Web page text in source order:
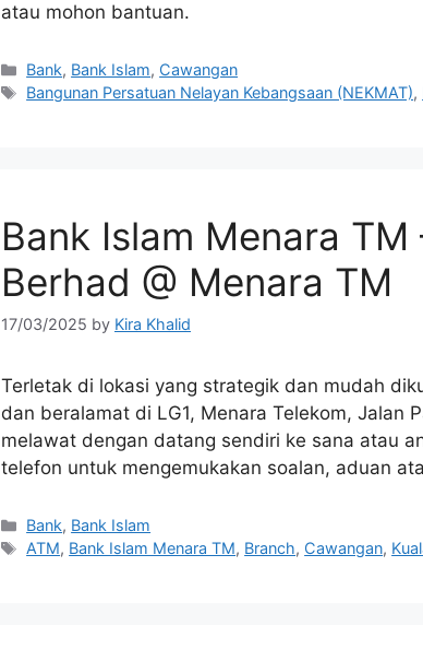
atau mohon bantuan.
Categories
Bank, Bank Islam, Cawangan
Tags
Bangunan Persatuan Nelayan Kebangsaan (NEKMAT),
Bank Islam Menara
Berhad @ Menara TM
17/03/2025 by Kira Khalid
Terletak di lokasi yang strategik dan mudah
dan beralamat di LG1, Menara Telekom, Jalan
melawat dengan datang sendiri ke sana atau
telefon untuk mengemukakan soalan, aduan
Categories
Bank, Bank Islam
Tags
ATM, Bank Islam Menara TM, Branch, Cawangan,